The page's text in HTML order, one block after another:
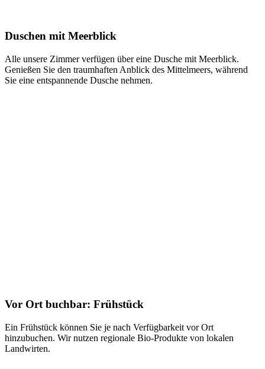
Duschen mit Meerblick
Alle unsere Zimmer verfügen über eine Dusche mit Meerblick.
Genießen Sie den traumhaften Anblick des Mittelmeers, während
Sie eine entspannende Dusche nehmen.
Vor Ort buchbar: Frühstück
Ein Frühstück können Sie je nach Verfügbarkeit vor Ort
hinzubuchen. Wir nutzen regionale Bio-Produkte von lokalen
Landwirten.